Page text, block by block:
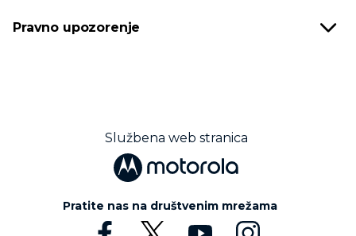
Pravno upozorenje
Službena web stranica
Pratite nas na društvenim mrežama